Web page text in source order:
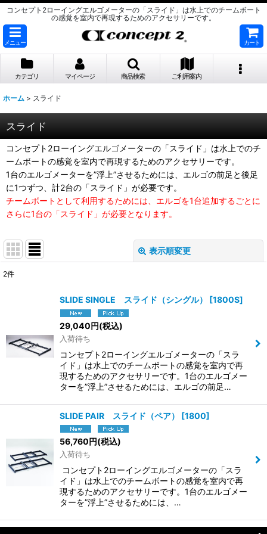
コンセプト2ローイングエルゴメーターの「スライド」は水上でのチームボート
の感覚を室内で再現するためのアクセサリーです。
メニュー カート
カテゴリ マイページ 商品検索 ご利用案内
ホーム > スライド
スライド
コンセプト2ローイングエルゴメーターの「スライド」は水上でのチ
ームボートの感覚を室内で再現するためのアクセサリーです。
1台のエルゴメーターを”浮上”させるためには、エルゴの前足と後足
に1つずつ、計2台の「スライド」が必要です。
チームボートとして利用するためには、エルゴを1台追加するごとに
さらに1台の「スライド」が必要となります。
表示順変更
絞り込む
2件
SLIDE SINGLE スライド（シングル） [1800S]
29,040円(税込)
入荷待ち
コンセプト2ローイングエルゴメーターの「スラ
イド」は水上でのチームボートの感覚を室内で再
現するためのアクセサリーです。1台のエルゴメー
ターを”浮上”させるためには、エルゴの前足…
SLIDE PAIR スライド（ペア） [1800]
56,760円(税込)
入荷待ち
コンセプト2ローイングエルゴメーターの「スラ
イド」は水上でのチームボートの感覚を室内で再
現するためのアクセサリーです。1台のエルゴメー
ターを”浮上”させるためには、…